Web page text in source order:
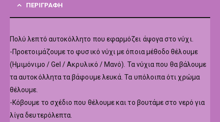
ΠΕΡΙΓΡΑΦΉ
Πολύ λεπτό αυτοκόλλητο που εφαρμόζει άψογα στο νύχι.
-Προετοιμάζουμε το φυσικό νύχι με όποια μέθοδο θέλουμε
(Ημιμόνιμο / Gel / Ακρυλικό / Μανό). Τα νύχια που θα βάλουμε
τα αυτοκόλλητα τα βάφουμε λευκά. Τα υπόλοιπα ότι χρώμα
θέλουμε.
-Κόβουμε το σχέδιο που θέλουμε και το βουτάμε στο νερό για
λίγα δευτερόλεπτα.